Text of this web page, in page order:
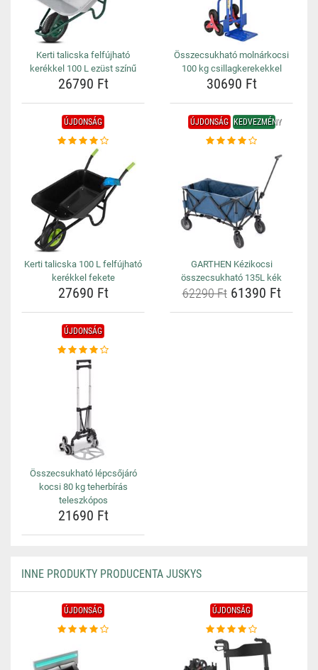
Kerti talicska felfújható
kerékkel 100 L ezüst színű
26790 Ft
Összecsukható molnárkocsi
100 kg csillagkerekekkel
30690 Ft
ÚJDONSÁG
Kerti talicska 100 L felfújható
kerékkel fekete
27690 Ft
ÚJDONSÁG KEDVEZMÉNY
GARTHEN Kézikocsi
összecsukható 135L kék
62290 Ft61390 Ft
ÚJDONSÁG
Összecsukható lépcsőjáró
kocsi 80 kg teherbírás
teleszkópos
21690 Ft
INNE PRODUKTY PRODUCENTA JUSKYS
ÚJDONSÁG ÚJDONSÁG